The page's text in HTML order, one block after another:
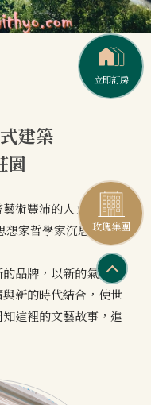
建築
」
術豐沛的人文思潮，
想家哲學家沉思暢想的
品牌，以新的氣象活
新的時代結合，使世
這裡的文藝故事，進
立即訂房
玫瑰集團
的神秘氛圍
星級飯店的質感，
瑰漫漫 LOUNGE free
泡麵 / 飲品 . . . . . .
風味。
立即訂房
玫瑰集團
的自然環境中。
美，
難忘的回憶。
立即訂房
玫瑰集團